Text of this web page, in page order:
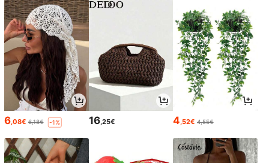
6,08€ 6,18€ -1% 16,25€ 4,52€ 4,55€